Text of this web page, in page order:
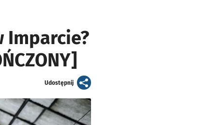
Imparcie?
Udostępnijartykuł